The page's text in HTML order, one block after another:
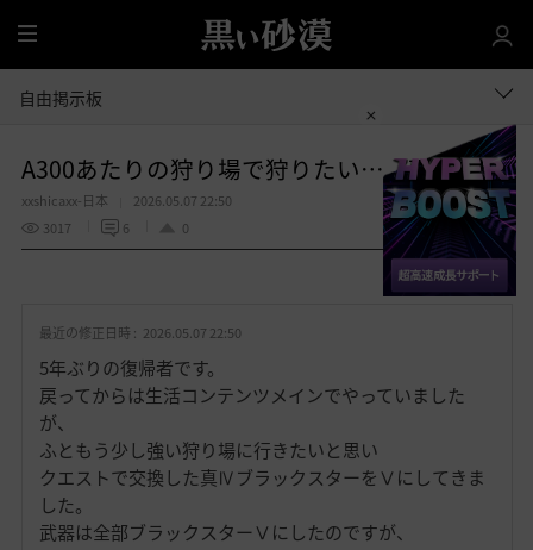
全
体
自由掲示板
A300あたりの狩り場で狩りたい… 現在A277
xxshicaxx-日本
2026.05.07 22:50
3017
6 0
お
り
共有する
最近の修正日時 : 2026.05.07 22:50
5年ぶりの復帰者です。
戻ってからは生活コンテンツメインでやっていました
が、
ふともう少し強い狩り場に行きたいと思い
クエストで交換した真ⅣブラックスターをⅤにしてきま
した。
武器は全部ブラックスターⅤにしたのですが、